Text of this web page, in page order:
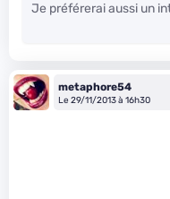
Je préférerai aussi un
metaphore54
Le 29/11/2013 à 16h30